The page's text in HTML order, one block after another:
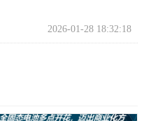
2026-01-28 18:32:18